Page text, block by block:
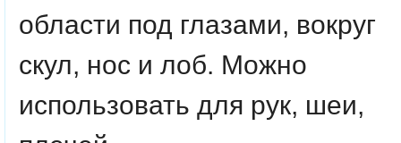
области под глазами, вокруг
скул, нос и лоб. Можно
использовать для рук, шеи,